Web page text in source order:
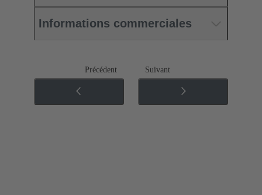
Informations commerciales
Précédent Suivant